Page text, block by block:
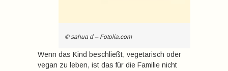
© sahua d – Fotolia.com
Wenn das Kind beschließt, vegetarisch oder
vegan zu leben, ist das für die Familie nicht